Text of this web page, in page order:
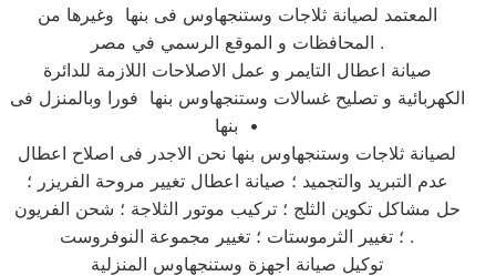
المعتمد لصيانة ثلاجات وستنجهاوس فى بنها وغيرها من
المحافظات و الموقع الرسمي في مصر .
صيانة اعطال التايمر و عمل الاصلاحات اللازمة للدائرة
الكهربائية و تصليح غسالات وستنجهاوس بنها فورا وبالمنزل فى
بنها •
لصيانة ثلاجات وستنجهاوس بنها نحن الاجدر فى اصلاح اعطال
عدم التبريد والتجميد ؛ صيانة اعطال تغيير مروحة الفريزر ؛
حل مشاكل تكوين الثلج ؛ تركيب موتور الثلاجة ؛ شحن الفريون
؛ تغيير الثرموستات ؛ تغيير مجموعة النوفروست .
توكيل صيانة اجهزة وستنجهاوس المنزلية